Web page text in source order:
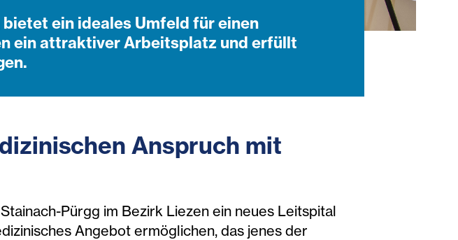
ein ideales Umfeld für einen
ein attraktiver Arbeitsplatz und erfüllt
Anspruch mit
Pürgg im Bezirk Liezen ein neues Leitspital
Angebot ermöglichen, das jenes der